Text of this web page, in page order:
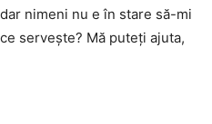
nimeni nu e în stare să-mi
servește? Mă puteți ajuta,